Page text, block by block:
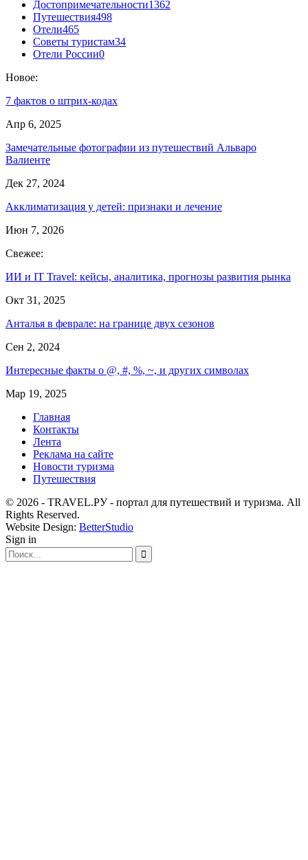
Достопримечательности1362
Путешествия498
Отели465
Советы туристам34
Отели России0
Новое:
7 фактов о штрих-кодах
Апр 6, 2025
Замечательные фотографии из путешествий Альваро
Валиенте
Дек 27, 2024
Акклиматизация у детей: признаки и лечение
Июн 7, 2026
Свежее:
ИИ и IT Travel: кейсы, аналитика, прогнозы развития рынка
Окт 31, 2025
Анталья в феврале: на границе двух сезонов
Сен 2, 2024
Интересные факты о @, #, %, ~, и других символах
Мар 19, 2025
Главная
Контакты
Лента
Реклама на сайте
Новости туризма
Путешествия
© 2026 - TRAVEL.РУ - портал для путешествий и туризма. All
Rights Reserved.
Website Design: BetterStudio
Sign in